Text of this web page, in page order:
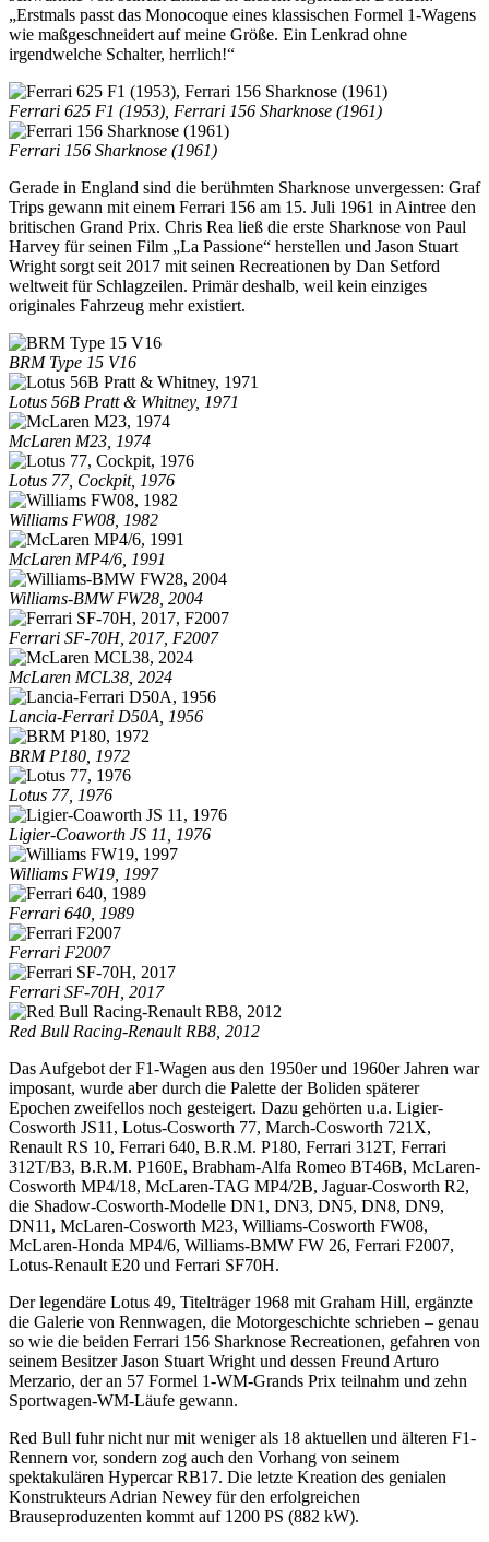
„Erstmals passt das Monocoque eines klassischen Formel 1-Wagens
wie maßgeschneidert auf meine Größe. Ein Lenkrad ohne
irgendwelche Schalter, herrlich!“
Ferrari 625 F1 (1953), Ferrari 156 Sharknose (1961)
Ferrari 156 Sharknose (1961)
Gerade in England sind die berühmten Sharknose unvergessen: Graf
Trips gewann mit einem Ferrari 156 am 15. Juli 1961 in Aintree den
britischen Grand Prix. Chris Rea ließ die erste Sharknose von Paul
Harvey für seinen Film „La Passione“ herstellen und Jason Stuart
Wright sorgt seit 2017 mit seinen Recreationen by Dan Setford
weltweit für Schlagzeilen. Primär deshalb, weil kein einziges
originales Fahrzeug mehr existiert.
BRM Type 15 V16
Lotus 56B Pratt & Whitney, 1971
McLaren M23, 1974
Lotus 77, Cockpit, 1976
Williams FW08, 1982
McLaren MP4/6, 1991
Williams-BMW FW28, 2004
Ferrari SF-70H, 2017, F2007
McLaren MCL38, 2024
Lancia-Ferrari D50A, 1956
BRM P180, 1972
Lotus 77, 1976
Ligier-Coaworth JS 11, 1976
Williams FW19, 1997
Ferrari 640, 1989
Ferrari F2007
Ferrari SF-70H, 2017
Red Bull Racing-Renault RB8, 2012
Das Aufgebot der F1-Wagen aus den 1950er und 1960er Jahren war
imposant, wurde aber durch die Palette der Boliden späterer
Epochen zweifellos noch gesteigert. Dazu gehörten u.a. Ligier-
Cosworth JS11, Lotus-Cosworth 77, March-Cosworth 721X,
Renault RS 10, Ferrari 640, B.R.M. P180, Ferrari 312T, Ferrari
312T/B3, B.R.M. P160E, Brabham-Alfa Romeo BT46B, McLaren-
Cosworth MP4/18, McLaren-TAG MP4/2B, Jaguar-Cosworth R2,
die Shadow-Cosworth-Modelle DN1, DN3, DN5, DN8, DN9,
DN11, McLaren-Cosworth M23, Williams-Cosworth FW08,
McLaren-Honda MP4/6, Williams-BMW FW 26, Ferrari F2007,
Lotus-Renault E20 und Ferrari SF70H.
Der legendäre Lotus 49, Titelträger 1968 mit Graham Hill, ergänzte
die Galerie von Rennwagen, die Motorgeschichte schrieben – genau
so wie die beiden Ferrari 156 Sharknose Recreationen, gefahren von
seinem Besitzer Jason Stuart Wright und dessen Freund Arturo
Merzario, der an 57 Formel 1-WM-Grands Prix teilnahm und zehn
Sportwagen-WM-Läufe gewann.
Red Bull fuhr nicht nur mit weniger als 18 aktuellen und älteren F1-
Rennern vor, sondern zog auch den Vorhang von seinem
spektakulären Hypercar RB17. Die letzte Kreation des genialen
Konstrukteurs Adrian Newey für den erfolgreichen
Brauseproduzenten kommt auf 1200 PS (882 kW).